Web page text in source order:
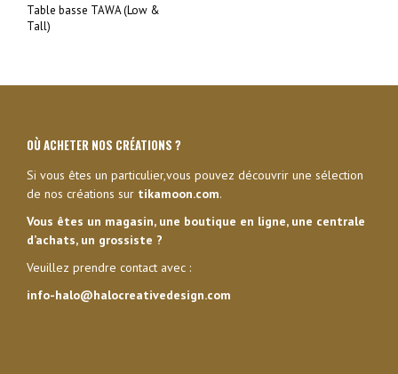
Table basse TAWA (Low &
Tall)
OÙ ACHETER NOS CRÉATIONS ?
Si vous êtes un particulier,vous pouvez découvrir une sélection
de nos créations sur tikamoon.com.
Vous êtes un magasin, une boutique en ligne, une centrale
d’achats, un grossiste ?
Veuillez prendre contact avec :
info-halo@halocreativedesign.com